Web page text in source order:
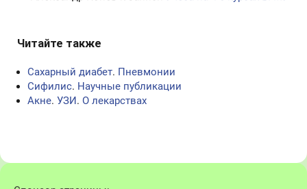
Читайте также
Сахарный диабет. Пневмонии
Сифилис. Научные публикации
Акне. УЗИ. О лекарствах